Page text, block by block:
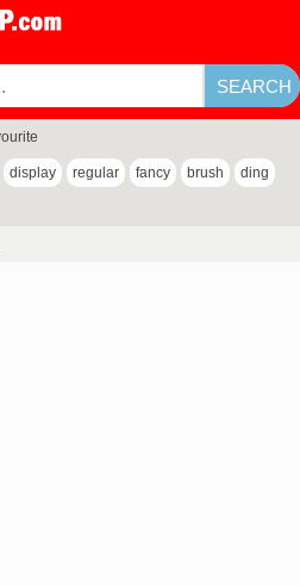
display regular fancy brush ding